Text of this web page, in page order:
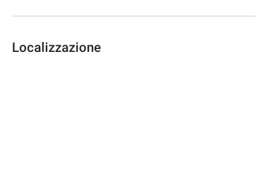
Localizzazione